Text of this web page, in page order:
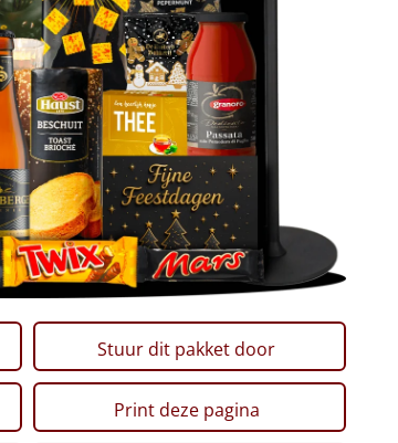
Stuur dit pakket door
Print deze pagina